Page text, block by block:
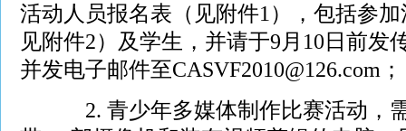
活动人员报名表（见附件1），包括参
见附件2）及学生，并请于9月10日前发
并发电子邮件至CASVF2010@126.com；
2. 青少年多媒体制作比赛活动，需